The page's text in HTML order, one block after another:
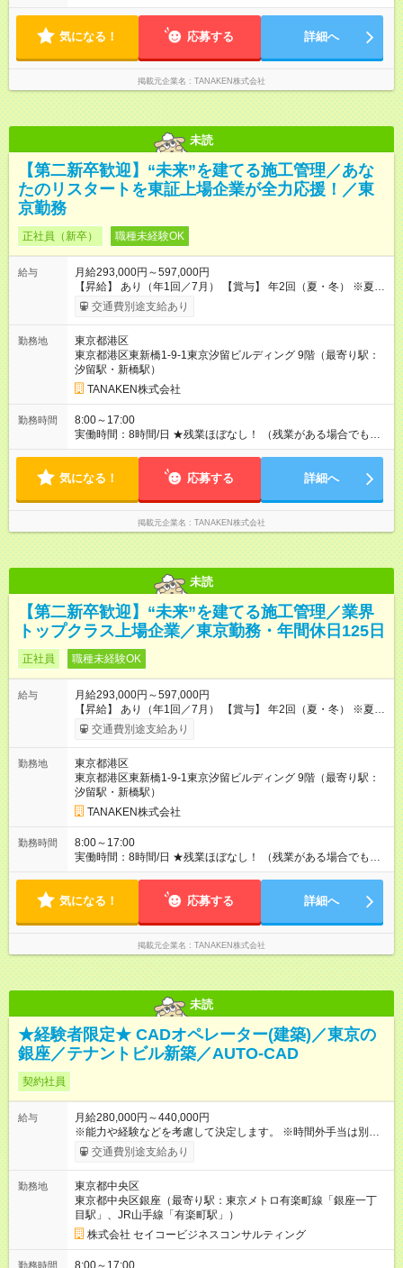
日1時間程度）
気になる！ 応募する 詳細へ
掲載元企業名 TANAKEN株式会社
未読
【第二新卒歓迎】“未来”を建てる施工管理／あな
たのリスタートを東証上場企業が全力応援！／東
京勤務
正社員（新卒） 職種未経験OK
給与
月給293,000円～597,000円
【昇給】 あり（年1回／7月） 【賞与】 年2回（夏・冬） ※夏季
は業績インセンティブとして支給 【手当】 ◆時間外手当（全額
支給） ◆休日出勤手当 ◆職能手当（月額）：監理技術者／3万
／1万円、2級建築士・建築施工管理技士・土木施工管理技士・
建設機械施工管理技士／1万円、1級建築士・建築施工管理技
士・土木施工管理技士・建設機械施工管理技士／2万円 ※上限
2万円 ◆家族手当（月額）：扶養する18歳未満の子1人につき2万
円（人数制限なし） ◆家賃手当（月額）：新卒最長8年間、上限
3万円（その他条件あり） 【試用期間】試用期間あり 試用期間
の長さ：3ヶ月 雇用形態、給与は本採用時と同じです。
交通費別途支給あり
勤務地
東京都港区
東京都港区東新橋1-9-1東京汐留ビルディング 9階（最寄り駅：
汐留駅・新橋駅）
TANAKEN株式会社
勤務時間
8:00～17:00
実働時間：8時間/日 ★残業ほぼなし！ （残業がある場合でも、1
日1時間程度）
気になる！ 応募する 詳細へ
掲載元企業名 TANAKEN株式会社
未読
【第二新卒歓迎】“未来”を建てる施工管理／業界
トップクラス上場企業／東京勤務・年間休日125日
正社員 職種未経験OK
給与
月給293,000円～597,000円
【昇給】 あり（年1回／7月） 【賞与】 年2回（夏・冬） ※夏季
は業績インセンティブとして支給 【手当】 ◆時間外手当（全額
支給） ◆休日出勤手当 ◆職能手当（月額）：監理技術者／3万
／1万円、2級建築士・建築施工管理技士・土木施工管理技士・
建設機械施工管理技士／1万円、1級建築士・建築施工管理技
士・土木施工管理技士・建設機械施工管理技士／2万円 ※上限
2万円 ◆家族手当（月額）：扶養する18歳未満の子1人につき2万
円（人数制限なし） ◆家賃手当（月額）：新卒最長8年間、上限
3万円（その他条件あり） 【試用期間】試用期間あり 試用期間
の長さ：3ヶ月 雇用形態、給与は本採用時と同じです。
交通費別途支給あり
勤務地
東京都港区
東京都港区東新橋1-9-1東京汐留ビルディング 9階（最寄り駅：
汐留駅・新橋駅）
TANAKEN株式会社
勤務時間
8:00～17:00
実働時間：8時間/日 ★残業ほぼなし！ （残業がある場合でも、1
日1時間程度）
気になる！ 応募する 詳細へ
掲載元企業名 TANAKEN株式会社
未読
★経験者限定★ CADオペレーター(建築)／東京の
銀座／テナントビル新築／AUTO-CAD
契約社員
給与
月給280,000円～440,000円
※能力や経験などを考慮して決定します。 ※時間外手当は別途支
給致します。 【試用期間】試用期間あり 試用期間の長さ：3ヶ
月 雇用形態、給与は本採用時と同じです。
交通費別途支給あり
勤務地
東京都中央区
東京都中央区銀座（最寄り駅：東京メトロ有楽町線「銀座一丁
目駅」、JR山手線「有楽町駅」）
株式会社 セイコービジネスコンサルティング
勤務時間 8:00～17:00